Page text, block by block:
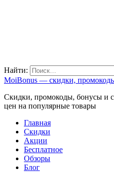
Найти:
MoiBonus — скидки,
Скидки, промокоды, бонусы и
цен на популярные товары
Главная
Скидки
Акции
Бесплатное
Обзоры
Блог